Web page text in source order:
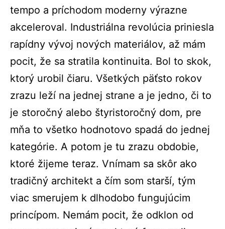
tempo a príchodom moderny výrazne
akceleroval. Industriálna revolúcia priniesla
rapídny vývoj nových materiálov, až mám
pocit, že sa stratila kontinuita. Bol to skok,
ktorý urobil čiaru. Všetkých päťsto rokov
zrazu leží na jednej strane a je jedno, či to
je storočný alebo štyristoročný dom, pre
mňa to všetko hodnotovo spadá do jednej
kategórie. A potom je tu zrazu obdobie,
ktoré žijeme teraz. Vnímam sa skôr ako
tradičný architekt a čím som starší, tým
viac smerujem k dlhodobo fungujúcim
princípom. Nemám pocit, že odklon od